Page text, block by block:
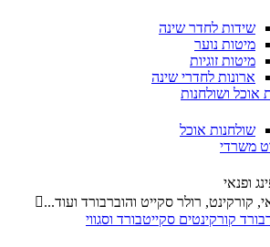
שידות לחדר שינה
מיטות נוער
מיטות זוגיות
ארונות לחדרי שינה
אוכל ושולחנות
שולחנות אוכל
משרדי
ופנאי
קורקינט, רולר סקייט והוברבורד ועוד...
קורקינטים סקייטבורד וסגווי